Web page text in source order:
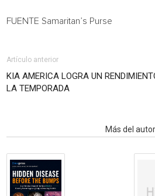
FUENTE Samaritan’s Purse
Artículo anterior
KIA AMERICA LOGRA UN
LA TEMPORADA
Más del autor